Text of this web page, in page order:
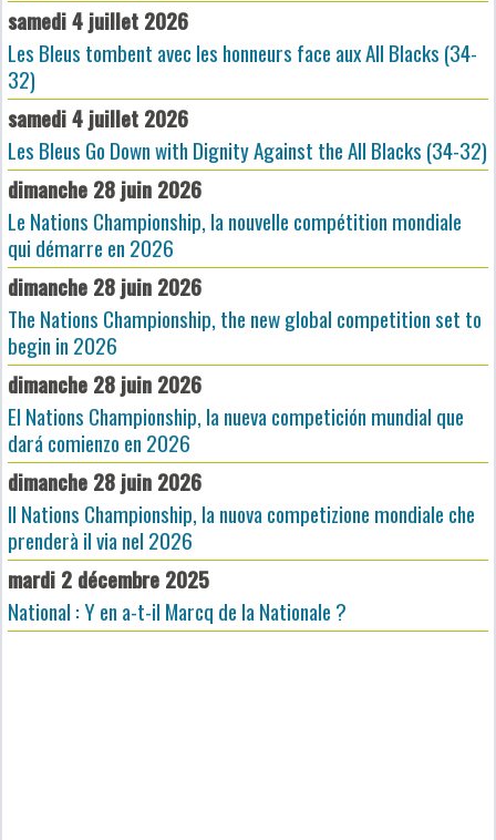
samedi 4 juillet 2026
Les Bleus tombent avec les honneurs face aux All Blacks (34-
32)
samedi 4 juillet 2026
Les Bleus Go Down with Dignity Against the All Blacks (34-32)
dimanche 28 juin 2026
Le Nations Championship, la nouvelle compétition mondiale
qui démarre en 2026
dimanche 28 juin 2026
The Nations Championship, the new global competition set to
begin in 2026
dimanche 28 juin 2026
El Nations Championship, la nueva competición mundial que
dará comienzo en 2026
dimanche 28 juin 2026
Il Nations Championship, la nuova competizione mondiale che
prenderà il via nel 2026
mardi 2 décembre 2025
National : Y en a-t-il Marcq de la Nationale ?